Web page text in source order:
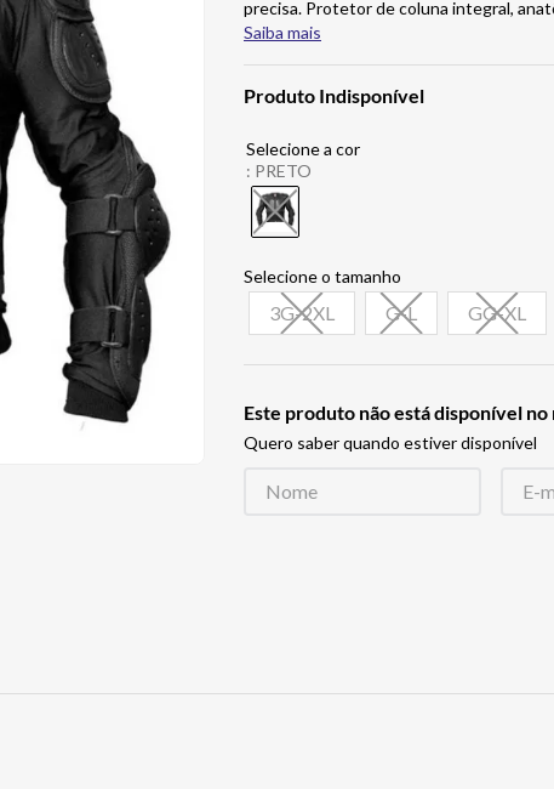
precisa. Protetor de coluna integral,
Saiba mais
Produto Indisponível
: PRETO
3G-2XL G-L GG-XL
Este produto não está disponível
Quero saber quando estiver disponível